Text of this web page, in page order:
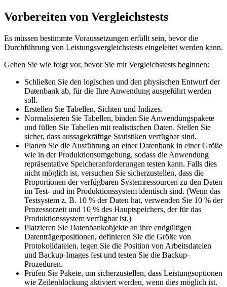
Vorbereiten von Vergleichstests
Es müssen bestimmte Voraussetzungen erfüllt sein, bevor die
Durchführung von Leistungsvergleichstests eingeleitet werden kann.
Gehen Sie wie folgt vor, bevor Sie mit Vergleichstests beginnen:
Schließen Sie den logischen und den physischen Entwurf der
Datenbank ab, für die Ihre Anwendung ausgeführt werden
soll.
Erstellen Sie Tabellen, Sichten und Indizes.
Normalisieren Sie Tabellen, binden Sie Anwendungspakete
und füllen Sie Tabellen mit realistischen Daten. Stellen Sie
sicher, dass aussagekräftige Statistiken verfügbar sind.
Planen Sie die Ausführung an einer Datenbank in einer Größe
wie in der Produktionsumgebung, sodass die Anwendung
repräsentative Speicheranforderungen testen kann. Falls dies
nicht möglich ist, versuchen Sie sicherzustellen, dass die
Proportionen der verfügbaren Systemressourcen zu den Daten
im Test- und im Produktionssystem identisch sind. (Wenn das
Testsystem z. B. 10 % der Daten hat, verwenden Sie 10 % der
Prozessorzeit und 10 % des Hauptspeichers, der für das
Produktionssystem verfügbar ist.)
Platzieren Sie Datenbankobjekte an ihre endgültigen
Datenträgerpositionen, definieren Sie die Größe von
Protokolldateien, legen Sie die Position von Arbeitsdateien
und Backup-Images fest und testen Sie die Backup-
Prozeduren.
Prüfen Sie Pakete, um sicherzustellen, dass Leistungsoptionen
wie Zeilenblockung aktiviert werden, wenn dies möglich ist.